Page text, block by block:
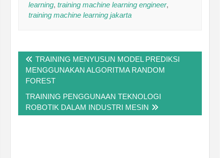
learning,training machine learning engineer,
training machine learning jakarta
navigation
TRAINING MENYUSUN MODEL PREDIKSI
MENGGUNAKAN ALGORITMA RANDOM
FOREST
TRAINING PENGGUNAAN TEKNOLOGI
ROBOTIK DALAM INDUSTRI MESIN